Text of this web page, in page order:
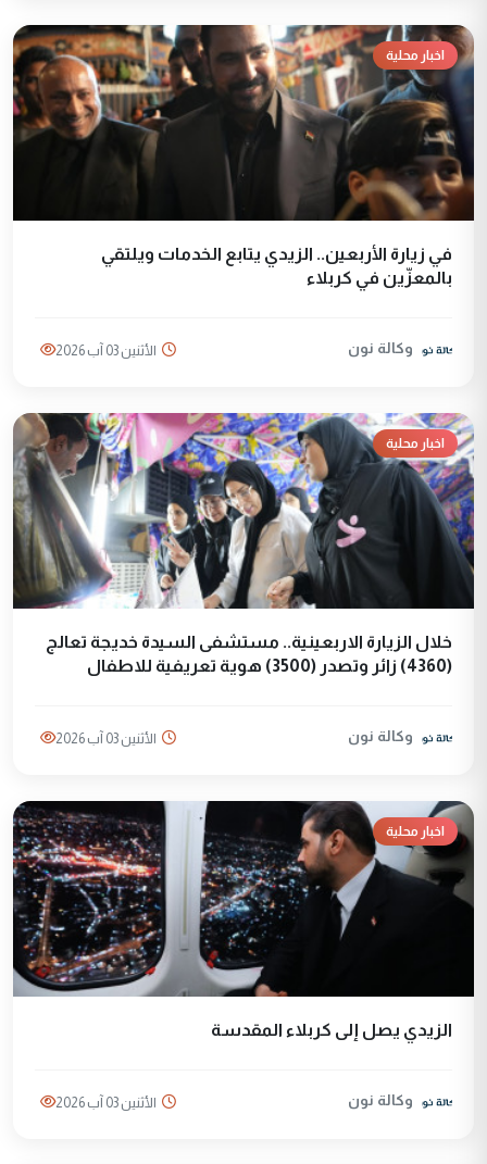
اخبار محلية
في زيارة الأربعين.. الزيدي يتابع الخدمات ويلتقي
بالمعزّين في كربلاء
وكالة نون الأثنين 03 آب 2026
اخبار محلية
خلال الزيارة الاربعينية.. مستشفى السيدة خديجة تعالج
(4360) زائر وتصدر (3500) هوية تعريفية للاطفال
وكالة نون الأثنين 03 آب 2026
اخبار محلية
الزيدي يصل إلى كربلاء المقدسة
وكالة نون الأثنين 03 آب 2026